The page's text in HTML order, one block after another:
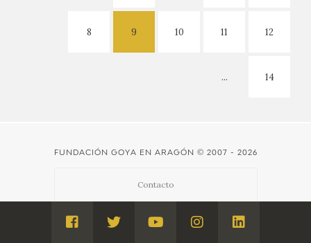
8 9 10 11 12
... 14
FUNDACIÓN GOYA EN ARAGÓN © 2007 - 2026
Contacto
Créditos
Visita
Visita
Visita
Visita
Visita